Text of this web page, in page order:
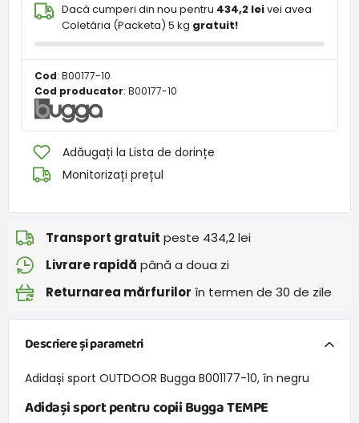
Dacă cumperi din nou pentru 434,2 leivei avea
Coletăria (Packeta) 5 kg gratuit!
Cod: B00177-10
Cod producator: B00177-10
Adăugați la Lista de dorințe
Monitorizați prețul
Transport gratuit peste 434,2 lei
Livrare rapidă până a doua zi
Returnarea mărfurilor în termen de 30 de zile
Descriere și parametri
Adidași sport OUTDOOR Bugga B001177-10, în negru
Adidași sport pentru copii Bugga TEMPE